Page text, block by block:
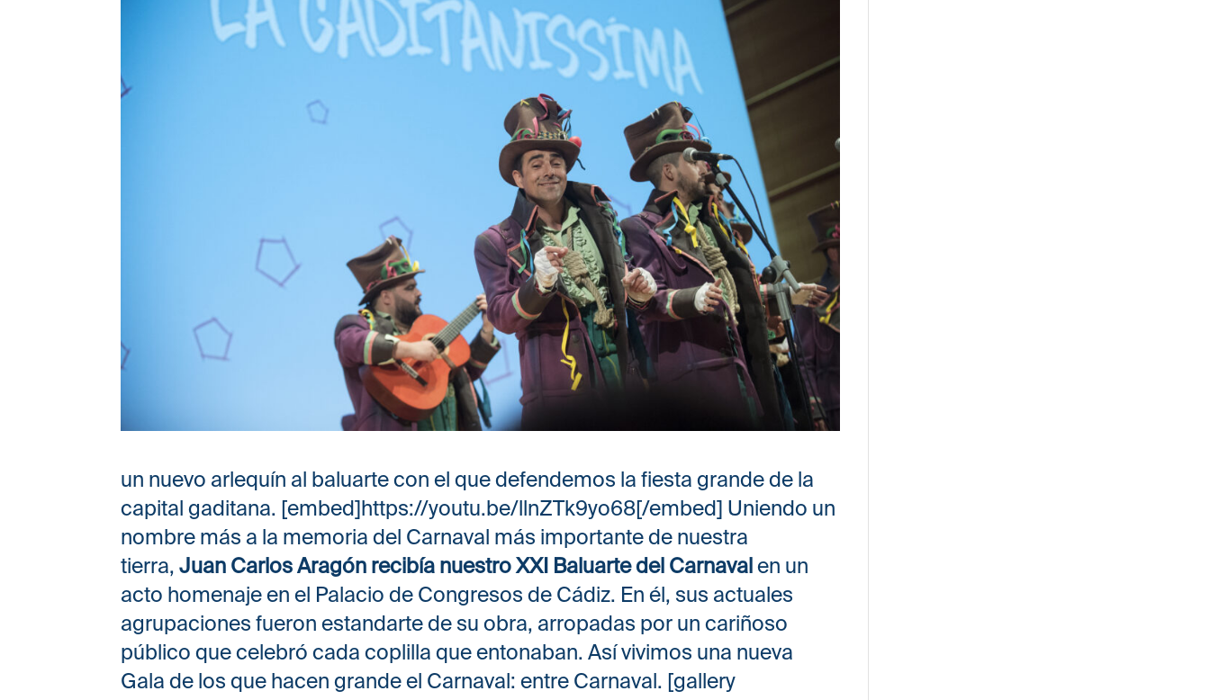
un nuevo arlequín al baluarte con el que defendemos la fiesta grande de la
capital gaditana. [embed]https://youtu.be/llnZTk9yo68[/embed] Uniendo un
nombre más a la memoria del Carnaval más importante de nuestra
tierra,Juan Carlos Aragón recibía nuestro XXI Baluarte del Carnavalen un
acto homenaje en el Palacio de Congresos de Cádiz. En él, sus actuales
agrupaciones fueron estandarte de su obra, arropadas por un cariñoso
público que celebró cada coplilla que entonaban. Así vivimos una nueva
Gala de los que hacen grande el Carnaval: entre Carnaval. [gallery